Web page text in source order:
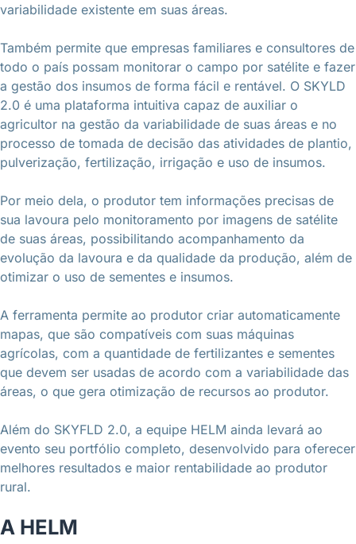
variabilidade existente em suas áreas.
Também permite que empresas familiares e consultores de
todo o país possam monitorar o campo por satélite e fazer
a gestão dos insumos de forma fácil e rentável. O SKYLD
2.0 é uma plataforma intuitiva capaz de auxiliar o
agricultor na gestão da variabilidade de suas áreas e no
processo de tomada de decisão das atividades de plantio,
pulverização, fertilização, irrigação e uso de insumos.
Por meio dela, o produtor tem informações precisas de
sua lavoura pelo monitoramento por imagens de satélite
de suas áreas, possibilitando acompanhamento da
evolução da lavoura e da qualidade da produção, além de
otimizar o uso de sementes e insumos.
A ferramenta permite ao produtor criar automaticamente
mapas, que são compatíveis com suas máquinas
agrícolas, com a quantidade de fertilizantes e sementes
que devem ser usadas de acordo com a variabilidade das
áreas, o que gera otimização de recursos ao produtor.
Além do SKYFLD 2.0, a equipe HELM ainda levará ao
evento seu portfólio completo, desenvolvido para oferecer
melhores resultados e maior rentabilidade ao produtor
rural.
A HELM